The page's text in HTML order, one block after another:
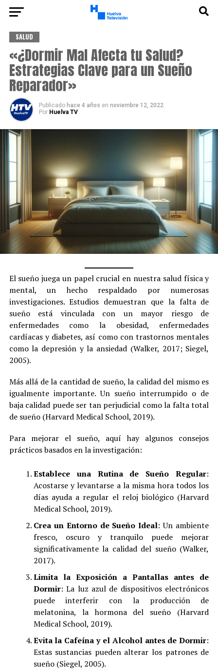
SALUD
«¿Dormir Mal Afecta tu Salud?
Estrategias Clave para un Sueño
Reparador»
Publicado hace 4 años en noviembre 12, 2022
Por Huelva TV
El sueño juega un papel crucial en nuestra salud física y
mental, un hecho respaldado por numerosas
investigaciones. Estudios demuestran que la falta de
sueño está vinculada con un mayor riesgo de
enfermedades como la obesidad, enfermedades
cardíacas y diabetes, así como con trastornos mentales
como la depresión y la ansiedad (Walker, 2017; Siegel,
2005).
Más allá de la cantidad de sueño, la calidad del mismo es
igualmente importante. Un sueño interrumpido o de
baja calidad puede ser tan perjudicial como la falta total
de sueño (Harvard Medical School, 2019).
Para mejorar el sueño, aquí hay algunos consejos
prácticos basados en la investigación:
Establece una Rutina de Sueño Regular:
Acostarse y levantarse a la misma hora todos los
días ayuda a regular el reloj biológico (Harvard
Medical School, 2019).
Crea un Entorno de Sueño Ideal: Un ambiente
fresco, oscuro y tranquilo puede mejorar
significativamente la calidad del sueño (Walker,
2017).
Limita la Exposición a Pantallas antes de
Dormir: La luz azul de dispositivos electrónicos
puede interferir con la producción de
melatonina, la hormona del sueño (Harvard
Medical School, 2019).
Evita la Cafeína y el Alcohol antes de Dormir:
Estas sustancias pueden alterar los patrones de
sueño (Siegel, 2005).